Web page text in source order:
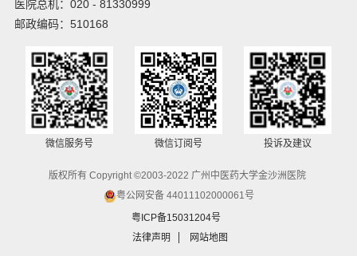
医院总机：020 - 81330999
邮政编码：510168
微信服务号 微信订阅号 投诉及建议
版权所有 Copyright ©2003-2022 广州中医药大学金沙洲医院
粤公网安备 44011102000061号
粤ICP备15031204号
法律声明
网站地图